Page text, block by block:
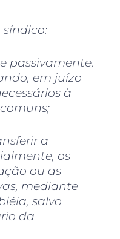
síndico:
passivamente,
em juízo
à
a
os
ou as
mediante
salvo
da